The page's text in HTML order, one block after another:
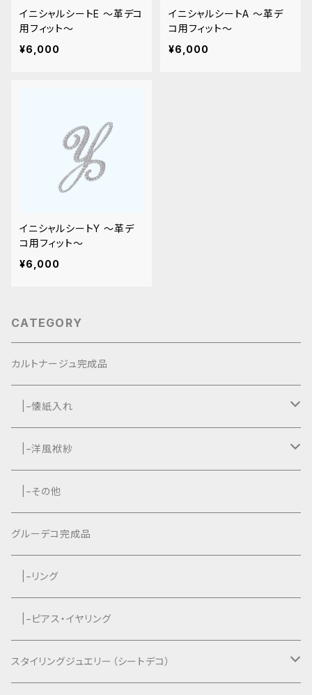
イニシャルシートE 〜革デコ
用フィット〜
¥6,000
イニシャルシートA 〜革デ
コ用フィット〜
¥6,000
イニシャルシートY 〜革デ
コ用フィット〜
¥6,000
CATEGORY
カルトナージュ完成品
|−懐紙入れ
|−タッセル付き
|−タッセルなし
|−洋風袱紗
|−タッセル付き
|−タッセルなし
|−その他
グルーデコ完成品
|−リング
|−ピアス・イヤリング
スタイリングジュエリー（シートデコ）